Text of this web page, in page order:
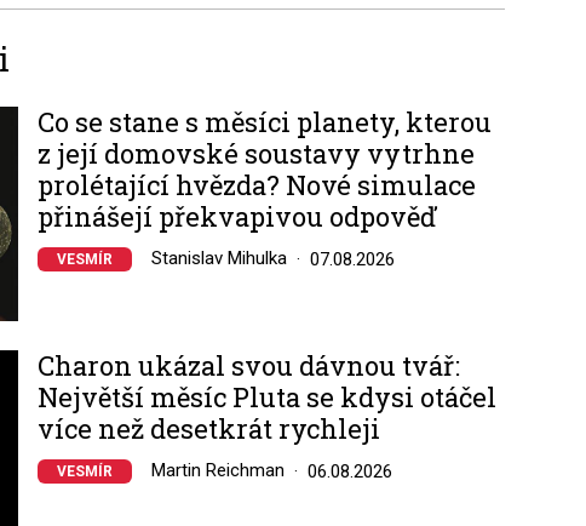
Co se stane s měsíci planety, kterou
z její domovské soustavy vytrhne
prolétající hvězda? Nové simulace
přinášejí překvapivou odpověď
VESMÍR Stanislav Mihulka 07.08.2026
Charon ukázal svou dávnou tvář:
Největší měsíc Pluta se kdysi otáčel
více než desetkrát rychleji
VESMÍR Martin Reichman 06.08.2026